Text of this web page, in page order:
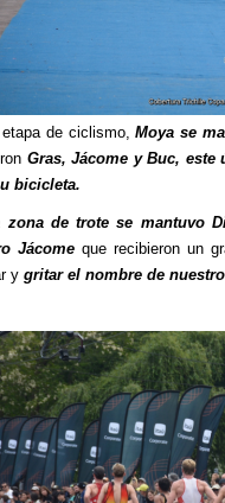
etapa de ciclismo,Moya se
Gras, Jácome y Buc,
bicicleta.
zona de trote se mantuvo
Jácome que recibieron un
y gritar el nombre de